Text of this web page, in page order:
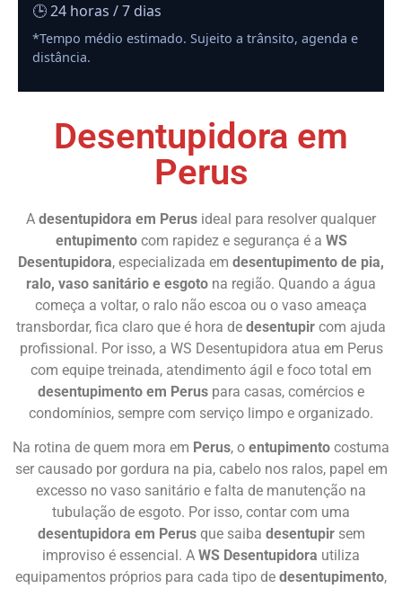
🕒 24 horas / 7 dias
*Tempo médio estimado. Sujeito a trânsito, agenda e
distância.
Desentupidora em
Perus
A desentupidora em Perus ideal para resolver qualquer
entupimentocom rapidez e segurança é a WS
Desentupidora, especializada em desentupimento de pia,
ralo, vaso sanitário e esgoto na região. Quando a água
começa a voltar, o ralo não escoa ou o vaso ameaça
transbordar, fica claro que é hora de desentupir com ajuda
profissional. Por isso, a WS Desentupidora atua em Perus
com equipe treinada, atendimento ágil e foco total em
desentupimento em Perus para casas, comércios e
condomínios, sempre com serviço limpo e organizado.
Na rotina de quem mora em Perus, o entupimento costuma
ser causado por gordura na pia, cabelo nos ralos, papel em
excesso no vaso sanitário e falta de manutenção na
tubulação de esgoto. Por isso, contar com uma
desentupidora em Perusque saiba desentupirsem
improviso é essencial. A WS Desentupidora utiliza
equipamentos próprios para cada tipo de desentupimento,